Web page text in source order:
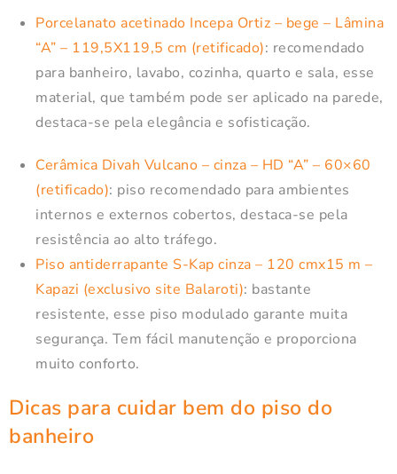
Porcelanato acetinado Incepa Ortiz – bege – Lâmina
“A” – 119,5X119,5 cm (retificado): recomendado
para banheiro, lavabo, cozinha, quarto e sala, esse
material, que também pode ser aplicado na parede,
destaca-se pela elegância e sofisticação.
Cerâmica Divah Vulcano – cinza – HD “A” – 60×60
(retificado): piso recomendado para ambientes
internos e externos cobertos, destaca-se pela
resistência ao alto tráfego.
Piso antiderrapante S-Kap cinza – 120 cmx15 m –
Kapazi (exclusivo site Balaroti): bastante
resistente, esse piso modulado garante muita
segurança. Tem fácil manutenção e proporciona
muito conforto.
Dicas para cuidar bem do piso do
banheiro